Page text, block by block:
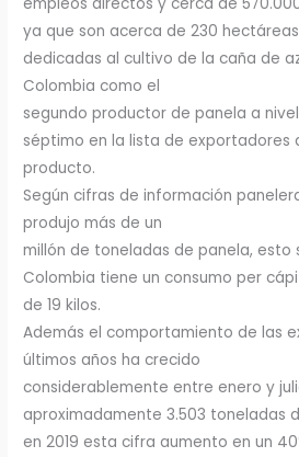
ya que son acerca de 230 hectáreas
dedicadas al cultivo de la caña de
Colombia como el
segundo productor de panela a
séptimo en la lista de exportadores
producto.
Según cifras de información
produjo más de un
millón de toneladas de panela, esto
Colombia tiene un consumo per
de 19 kilos.
Además el comportamiento de las
últimos años ha crecido
considerablemente entre enero y
aproximadamente 3.503 toneladas
en 2019 esta cifra aumento en un